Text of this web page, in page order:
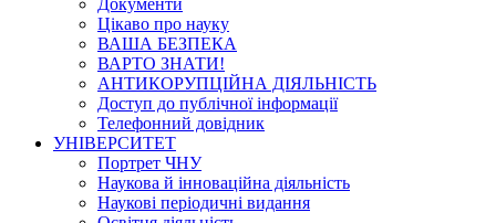
Цікаво про науку
ВАША БЕЗПЕКА
ВАРТО ЗНАТИ!
АНТИКОРУПЦІЙНА ДІЯЛЬНІСТЬ
Доступ до публічної інформації
Телефонний довідник
УНІВЕРСИТЕТ
Портрет ЧНУ
Наукова й інноваційна діяльність
Наукові періодичні видання